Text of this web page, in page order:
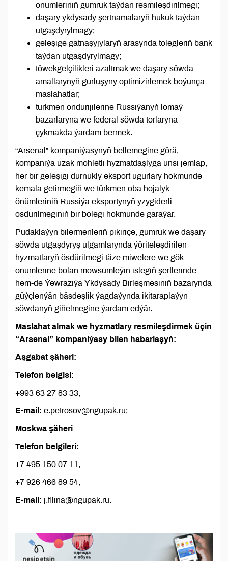
önümleriniň gümrük taýdan resmileşdirilmegi;
daşary ykdysady şertnamalaryň hukuk taýdan
utgaşdyrylmagy;
geleşige gatnaşyjylaryň arasynda tölegleriň bank
taýdan utgaşdyrylmagy;
töwekgelçilikleri azaltmak we daşary söwda
amallarynyň gurluşyny optimizirlemek boýunça
maslahatlar;
türkmen öndürijilerine Russiýanyň lomaý
bazarlaryna we federal söwda torlaryna
çykmakda ýardam bermek.
“Arsenal” kompaniýasynyň bellemegine görä,
kompaniýa uzak möhletli hyzmatdaşlyga ünsi jemläp,
her bir geleşigi durnukly eksport ugurlary hökmünde
kemala getirmegiň we türkmen oba hojalyk
önümleriniň Russiýa eksportynyň yzygiderli
ösdürilmeginiň bir bölegi hökmünde garaýar.
Pudaklaýyn bilermenleriň pikiriçe, gümrük we daşary
söwda utgaşdyryş ulgamlarynda ýöriteleşdirilen
hyzmatlaryň ösdürilmegi täze miwelere we gök
önümlerine bolan möwsümleýin islegiň şertlerinde
hem-de Ýewraziýa Ykdysady Birleşmesiniň bazarynda
güýçlenýän bäsdeşlik ýagdaýynda ikitaraplaýyn
söwdanyň giňelmegine ýardam edýär.
Maslahat almak we hyzmatlary resmileşdirmek üçin
“Arsenal” kompaniýasy bilen habarlaşyň:
Aşgabat şäheri:
Telefon belgisi:
+993 63 27 83 33,
E-mail: e.petrosov@ngupak.ru;
Moskwa şäheri
Telefon belgileri:
+7 495 150 07 11,
+7 926 466 89 54,
E-mail: j.filina@ngupak.ru.